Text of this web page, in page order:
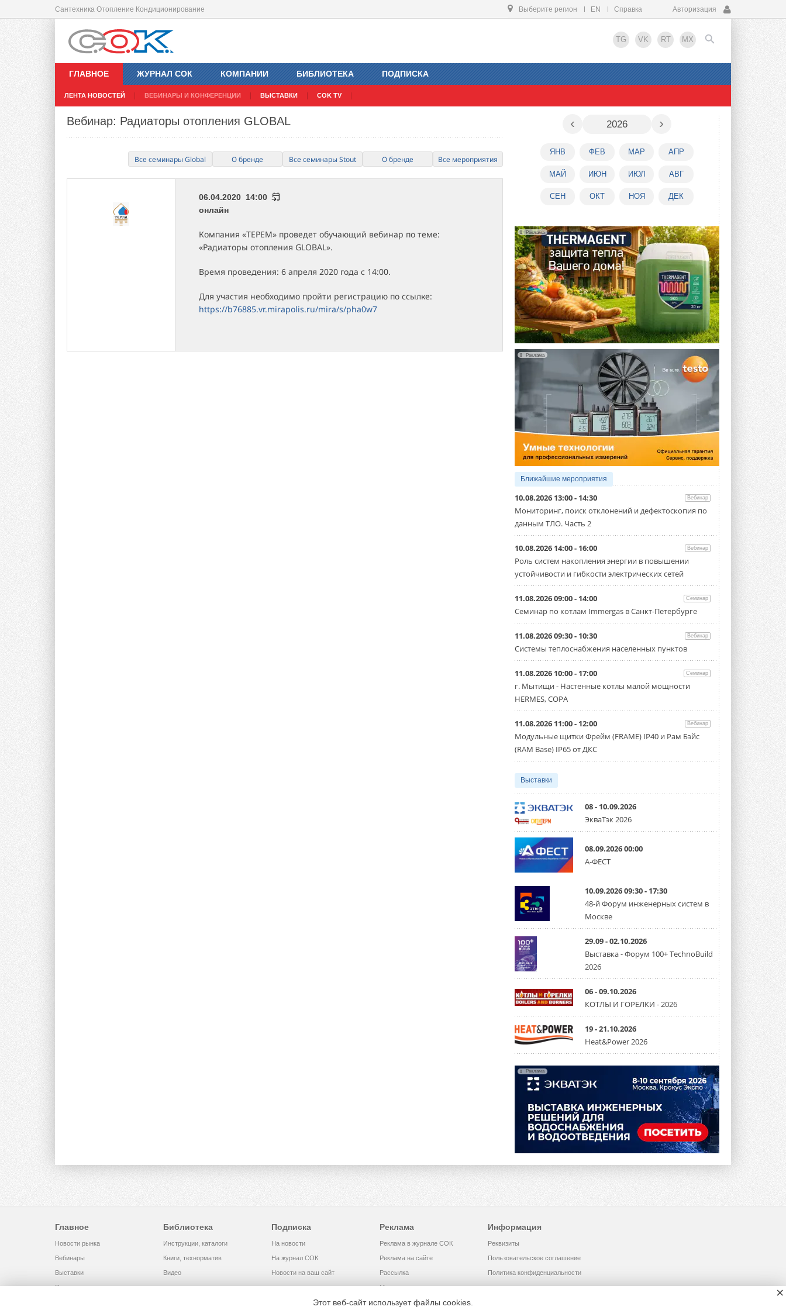
Сантехника Отопление Кондиционирование Выберите регион EN Справка Авторизация
TG VK RT MX
ГЛАВНОЕ
ЛЕНТА НОВОСТЕЙ ВЕБИНАРЫ И КОНФЕРЕНЦИИ ВЫСТАВКИ COK TV
ЖУРНАЛ СОК КОМПАНИИ БИБЛИОТЕКА ПОДПИСКА
EN
Вебинар: Радиаторы отопления GLOBAL
Все семинары Global О бренде Все семинары Stout О бренде Все мероприятия
06.04.2020 14:00
онлайн
Компания «ТЕРЕМ» проведет обучающий вебинар по теме:
«Радиаторы отопления GLOBAL».
Время проведения: 6 апреля 2020 года с 14:00.
Для участия необходимо пройти регистрацию по ссылке:
https://b76885.vr.mirapolis.ru/mira/s/pha0w7
‹ 2026 ›
ЯНВ ФЕВ МАР АПР
МАЙ ИЮН ИЮЛ АВГ
СЕН ОКТ НОЯ ДЕК
Реклама
Реклама
Ближайшие мероприятия
10.08.2026 13:00 - 14:30 Вебинар
Мониторинг, поиск отклонений и дефектоскопия по
данным ТЛО. Часть 2
10.08.2026 14:00 - 16:00 Вебинар
Роль систем накопления энергии в повышении
устойчивости и гибкости электрических сетей
11.08.2026 09:00 - 14:00 Семинар
Семинар по котлам Immergas в Санкт-Петербурге
11.08.2026 09:30 - 10:30 Вебинар
Системы теплоснабжения населенных пунктов
11.08.2026 10:00 - 17:00 Семинар
г. Мытищи - Настенные котлы малой мощности
HERMES, COPA
11.08.2026 11:00 - 12:00 Вебинар
Модульные щитки Фрейм (FRAME) IP40 и Рам Бэйс
(RAM Base) IP65 от ДКС
Выставки
08 - 10.09.2026
ЭкваТэк 2026
08.09.2026 00:00
А-ФЕСТ
10.09.2026 09:30 - 17:30
48-й Форум инженерных систем в
Москве
29.09 - 02.10.2026
Выставка - Форум 100+ TechnoBuild
2026
06 - 09.10.2026
КОТЛЫ И ГОРЕЛКИ - 2026
19 - 21.10.2026
Heat&Power 2026
Реклама
Главное
Новости рынка
Вебинары
Выставки
Помощь
Библиотека
Инструкции, каталоги
Книги, технорматив
Видео
Подписка
На новости
На журнал СОК
Новости на ваш сайт
Реклама
Реклама в журнале СОК
Реклама на сайте
Рассылка
Медиакит
Информация
Реквизиты
Пользовательское соглашение
Политика конфиденциальности
Этот веб-сайт использует файлы cookies.
×